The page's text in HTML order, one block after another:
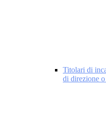
Titolari di
di direzione